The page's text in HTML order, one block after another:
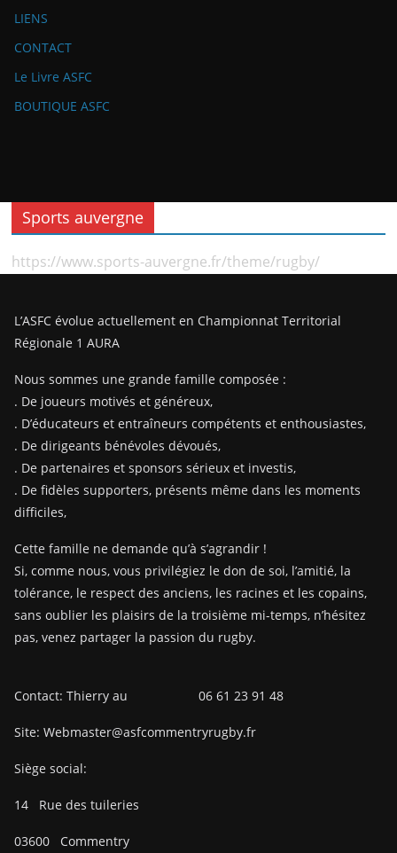
LIENS
CONTACT
Le Livre ASFC
BOUTIQUE ASFC
Sports auvergne
https://www.sports-auvergne.fr/theme/rugby/
L’ASFC évolue actuellement en Championnat Territorial
Régionale 1 AURA
Nous sommes une grande famille composée :
. De joueurs motivés et généreux,
. D’éducateurs et entraîneurs compétents et enthousiastes,
. De dirigeants bénévoles dévoués,
. De partenaires et sponsors sérieux et investis,
. De fidèles supporters, présents même dans les moments
difficiles,
Cette famille ne demande qu’à s’agrandir !
Si, comme nous, vous privilégiez le don de soi, l’amitié, la
tolérance, le respect des anciens, les racines et les copains,
sans oublier les plaisirs de la troisième mi-temps, n’hésitez
pas, venez partager la passion du rugby.
Contact: Thierry au 06 61 23 91 48
Site: Webmaster@asfcommentryrugby.fr
Siège social:
14 Rue des tuileries
03600 Commentry